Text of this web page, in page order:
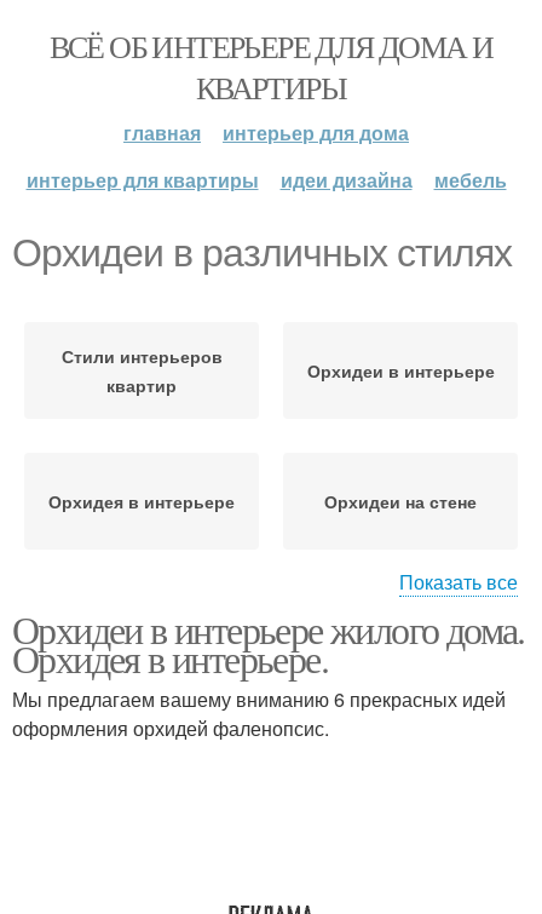
ВСЁ ОБ ИНТЕРЬЕРЕ ДЛЯ ДОМА И
КВАРТИРЫ
главная
интерьер для дома
интерьер для квартиры
идеи дизайна мебель
Орхидеи в различных стилях
Стили интерьеров
квартир
Орхидеи в интерьере
Орхидея в интерьере Орхидеи на стене
комнате
Показать все
Орхидеи в интерьере жилого дома.
Орхидея в интерьере.
Мы предлагаем вашему вниманию 6 прекрасных идей
оформления орхидей фаленопсис.